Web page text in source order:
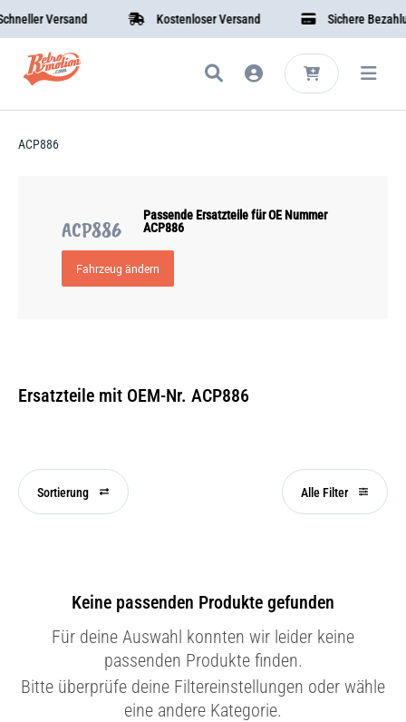
Versand Kostenloser Versand Sichere Bezahlung
ACP886
ACP886
Passende Ersatzteile für OE Nummer
ACP886
Fahrzeug ändern
Ersatzteile mit OEM-Nr. ACP886
Sortierung Alle Filter
Keine passenden Produkte gefunden
Für deine Auswahl konnten wir leider keine
passenden Produkte finden.
Bitte überprüfe deine Filtereinstellungen oder wähle
eine andere Kategorie.